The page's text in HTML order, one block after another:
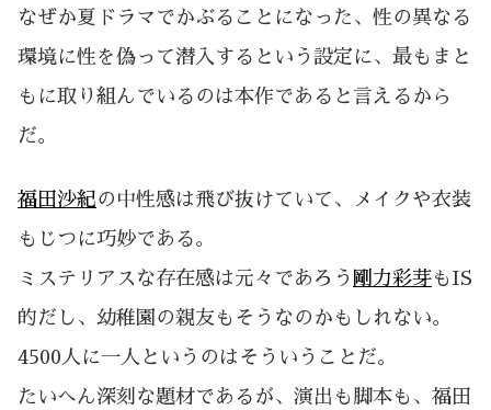
なぜか夏ドラマでかぶることになった、性の異なる
環境に性を偽って潜入するという設定に、最もまと
もに取り組んでいるのは本作であると言えるから
だ。
福田沙紀の中性感は飛び抜けていて、メイクや衣装
もじつに巧妙である。
ミステリアスな存在感は元々であろう 剛力彩芽もIS
的だし、幼稚園の親友もそうなのかもしれない。
4500人に一人というのはそういうことだ。
たいへん深刻な題材であるが、演出も脚本も、福田